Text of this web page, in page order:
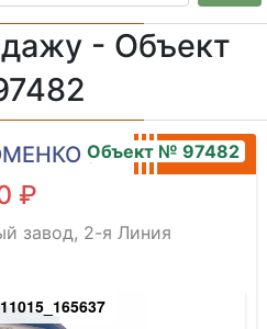
- Объект
УЛ.
Объект № 97482
₽
завод, 2-я Линия